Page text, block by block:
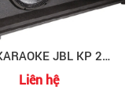
LOA KARAOKE JBL KP 25S
Liên hệ